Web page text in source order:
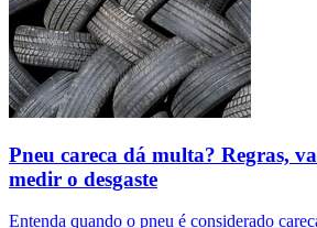
Pneu careca dá multa? Regras,
medir o desgaste
Entenda quando o pneu é considerado